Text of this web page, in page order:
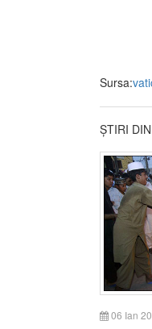
Sursa:
ȘTIRI
06 Ian